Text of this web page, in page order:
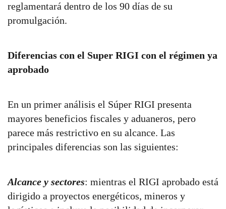
reglamentará dentro de los 90 días de su
promulgación.
Diferencias con el Super RIGI con el régimen ya
aprobado
En un primer análisis el Súper RIGI presenta
mayores beneficios fiscales y aduaneros, pero
parece más restrictivo en su alcance. Las
principales diferencias son las siguientes:
Alcance y sectores: mientras el RIGI aprobado está
dirigido a proyectos energéticos, mineros y